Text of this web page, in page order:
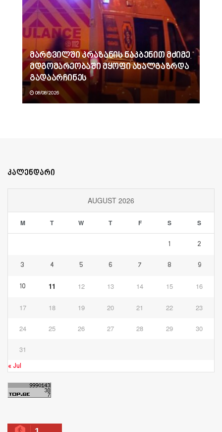
მარტვილში კრაზანის ნაკბენით მძიმე
მდგომარეობაში მყოფი ახალგაზრდა
გადაარჩინეს
08/08/2026
კალენდარი
AUGUST 2026
M T W T F S S
1 2
3 4 5 6 7 8 9
10 11 12 13 14 15 16
17 18 19 20 21 22 23
24 25 26 27 28 29 30
31
« Jul